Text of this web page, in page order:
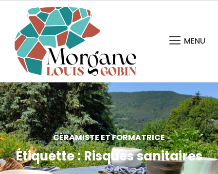
MENU
CÉRAMISTE ET FORMATRICE
Étiquette :Risques sanitaires